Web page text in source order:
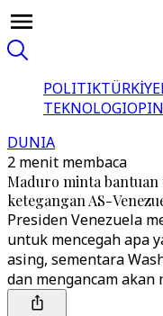
POLITIKTÜRKİYE
TEKNOLOGI
DUNIA
2 menit membaca
Maduro minta
ketegangan AS-
Presiden Venezuela
untuk mencegah apa
asing, sementara
dan mengancam